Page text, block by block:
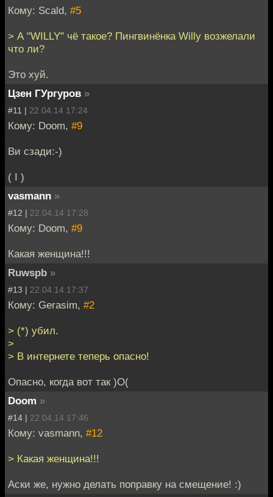
Кому: Scald, #5
> А "WILLY" чё такое? Пингвинёнка Willy возжелали
что ли?
Это хуй.
Цзен ГУргуров »
#11 | 22.04.14 17:24
Кому: Doom, #9
Ви сзади:-)
( I )
vasmann »
#12 | 22.04.14 17:28
Кому: Doom, #9
Какая женщина!!!
Ruwspb »
#13 | 22.04.14 17:37
Кому: Gerasim, #2
> (*) убил.
>
> В интернете теперь опасно!
Опасно, когда вот так )O(
Doom »
#14 | 22.04.14 17:46
Кому: vasmann, #12
> Какая женщина!!!
Аски же, нужно делать поправку на смещение! :)